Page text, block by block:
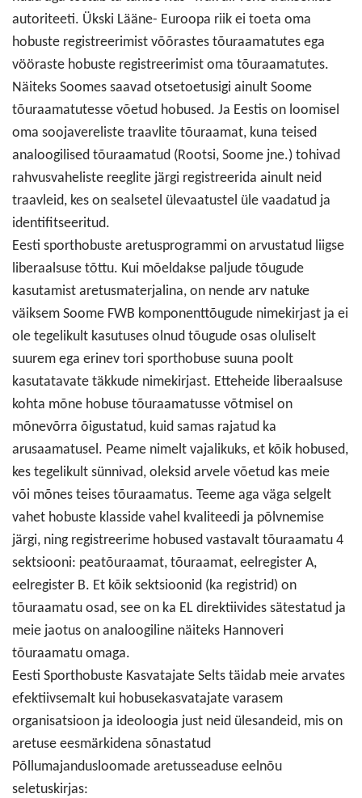
autoriteeti. Ükski Lääne- Euroopa riik ei toeta oma
hobuste registreerimist võõrastes tõuraamatutes ega
vööraste hobuste registreerimist oma tõuraamatutes.
Näiteks Soomes saavad otsetoetusigi ainult Soome
tõuraamatutesse võetud hobused. Ja Eestis on loomisel
oma soojavereliste traavlite tõuraamat, kuna teised
analoogilised tõuraamatud (Rootsi, Soome jne.) tohivad
rahvusvaheliste reeglite järgi registreerida ainult neid
traavleid, kes on sealsetel ülevaatustel üle vaadatud ja
identifitseeritud.
Eesti sporthobuste aretusprogrammi on arvustatud liigse
liberaalsuse tõttu. Kui mõeldakse paljude tõugude
kasutamist aretusmaterjalina, on nende arv natuke
väiksem Soome FWB komponenttõugude nimekirjast ja ei
ole tegelikult kasutuses olnud tõugude osas oluliselt
suurem ega erinev tori sporthobuse suuna poolt
kasutatavate täkkude nimekirjast. Etteheide liberaalsuse
kohta mõne hobuse tõuraamatusse võtmisel on
mõnevõrra õigustatud, kuid samas rajatud ka
arusaamatusel. Peame nimelt vajalikuks, et kõik hobused,
kes tegelikult sünnivad, oleksid arvele võetud kas meie
või mõnes teises tõuraamatus. Teeme aga väga selgelt
vahet hobuste klasside vahel kvaliteedi ja põlvnemise
järgi, ning registreerime hobused vastavalt tõuraamatu 4
sektsiooni: peatõuraamat, tõuraamat, eelregister A,
eelregister B. Et kõik sektsioonid (ka registrid) on
tõuraamatu osad, see on ka EL direktiivides sätestatud ja
meie jaotus on analoogiline näiteks Hannoveri
tõuraamatu omaga.
Eesti Sporthobuste Kasvatajate Selts täidab meie arvates
efektiivsemalt kui hobusekasvatajate varasem
organisatsioon ja ideoloogia just neid ülesandeid, mis on
aretuse eesmärkidena sõnastatud
Põllumajandusloomade aretusseaduse eelnõu
seletuskirjas: